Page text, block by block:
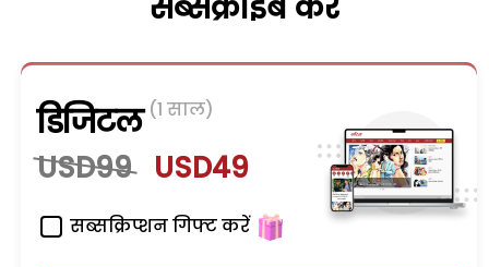
डिजिटल (1 साल)
USD99 USD49
सब्सक्रिप्शन गिफ्ट करें